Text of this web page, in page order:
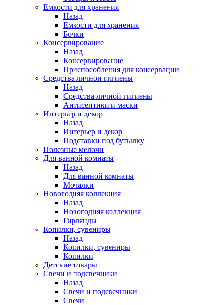
Емкости для хранения
Назад
Емкости для хранения
Бочки
Консервирование
Назад
Консервирование
Приспособления для консервации
Средства личной гигиены
Назад
Средства личной гигиены
Антисептики и маски
Интерьер и декор
Назад
Интерьер и декор
Подставки под бутылку
Полезные мелочи
Для ванной комнаты
Назад
Для ванной комнаты
Мочалки
Новогодняя коллекция
Назад
Новогодняя коллекция
Гирлянды
Копилки, сувениры
Назад
Копилки, сувениры
Копилки
Детские товары
Свечи и подсвечники
Назад
Свечи и подсвечники
Свечи